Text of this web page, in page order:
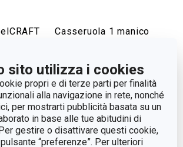
sito utilizza i cookies
propri e di terze parti per finalità
alla navigazione in rete, nonché
per mostrarti pubblicità basata su un
in base alle tue abitudini di
gestire o disattivare questi cookie,
“preferenze”. Per ulteriori
Casseruola 1 manico
Visualizza